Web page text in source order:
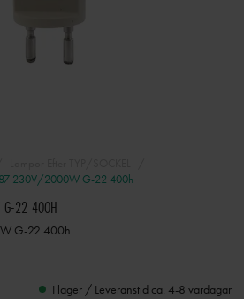
230V/2000W G-22 400h
22 400H
G-22 400h
I lager / Leveranstid ca. 4-8 vardagar